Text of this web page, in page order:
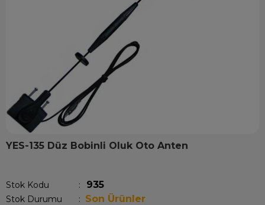
YES-135 Düz Bobinli Oluk Oto Anten
Stok Kodu 935
Stok Durumu : Son Ürünler